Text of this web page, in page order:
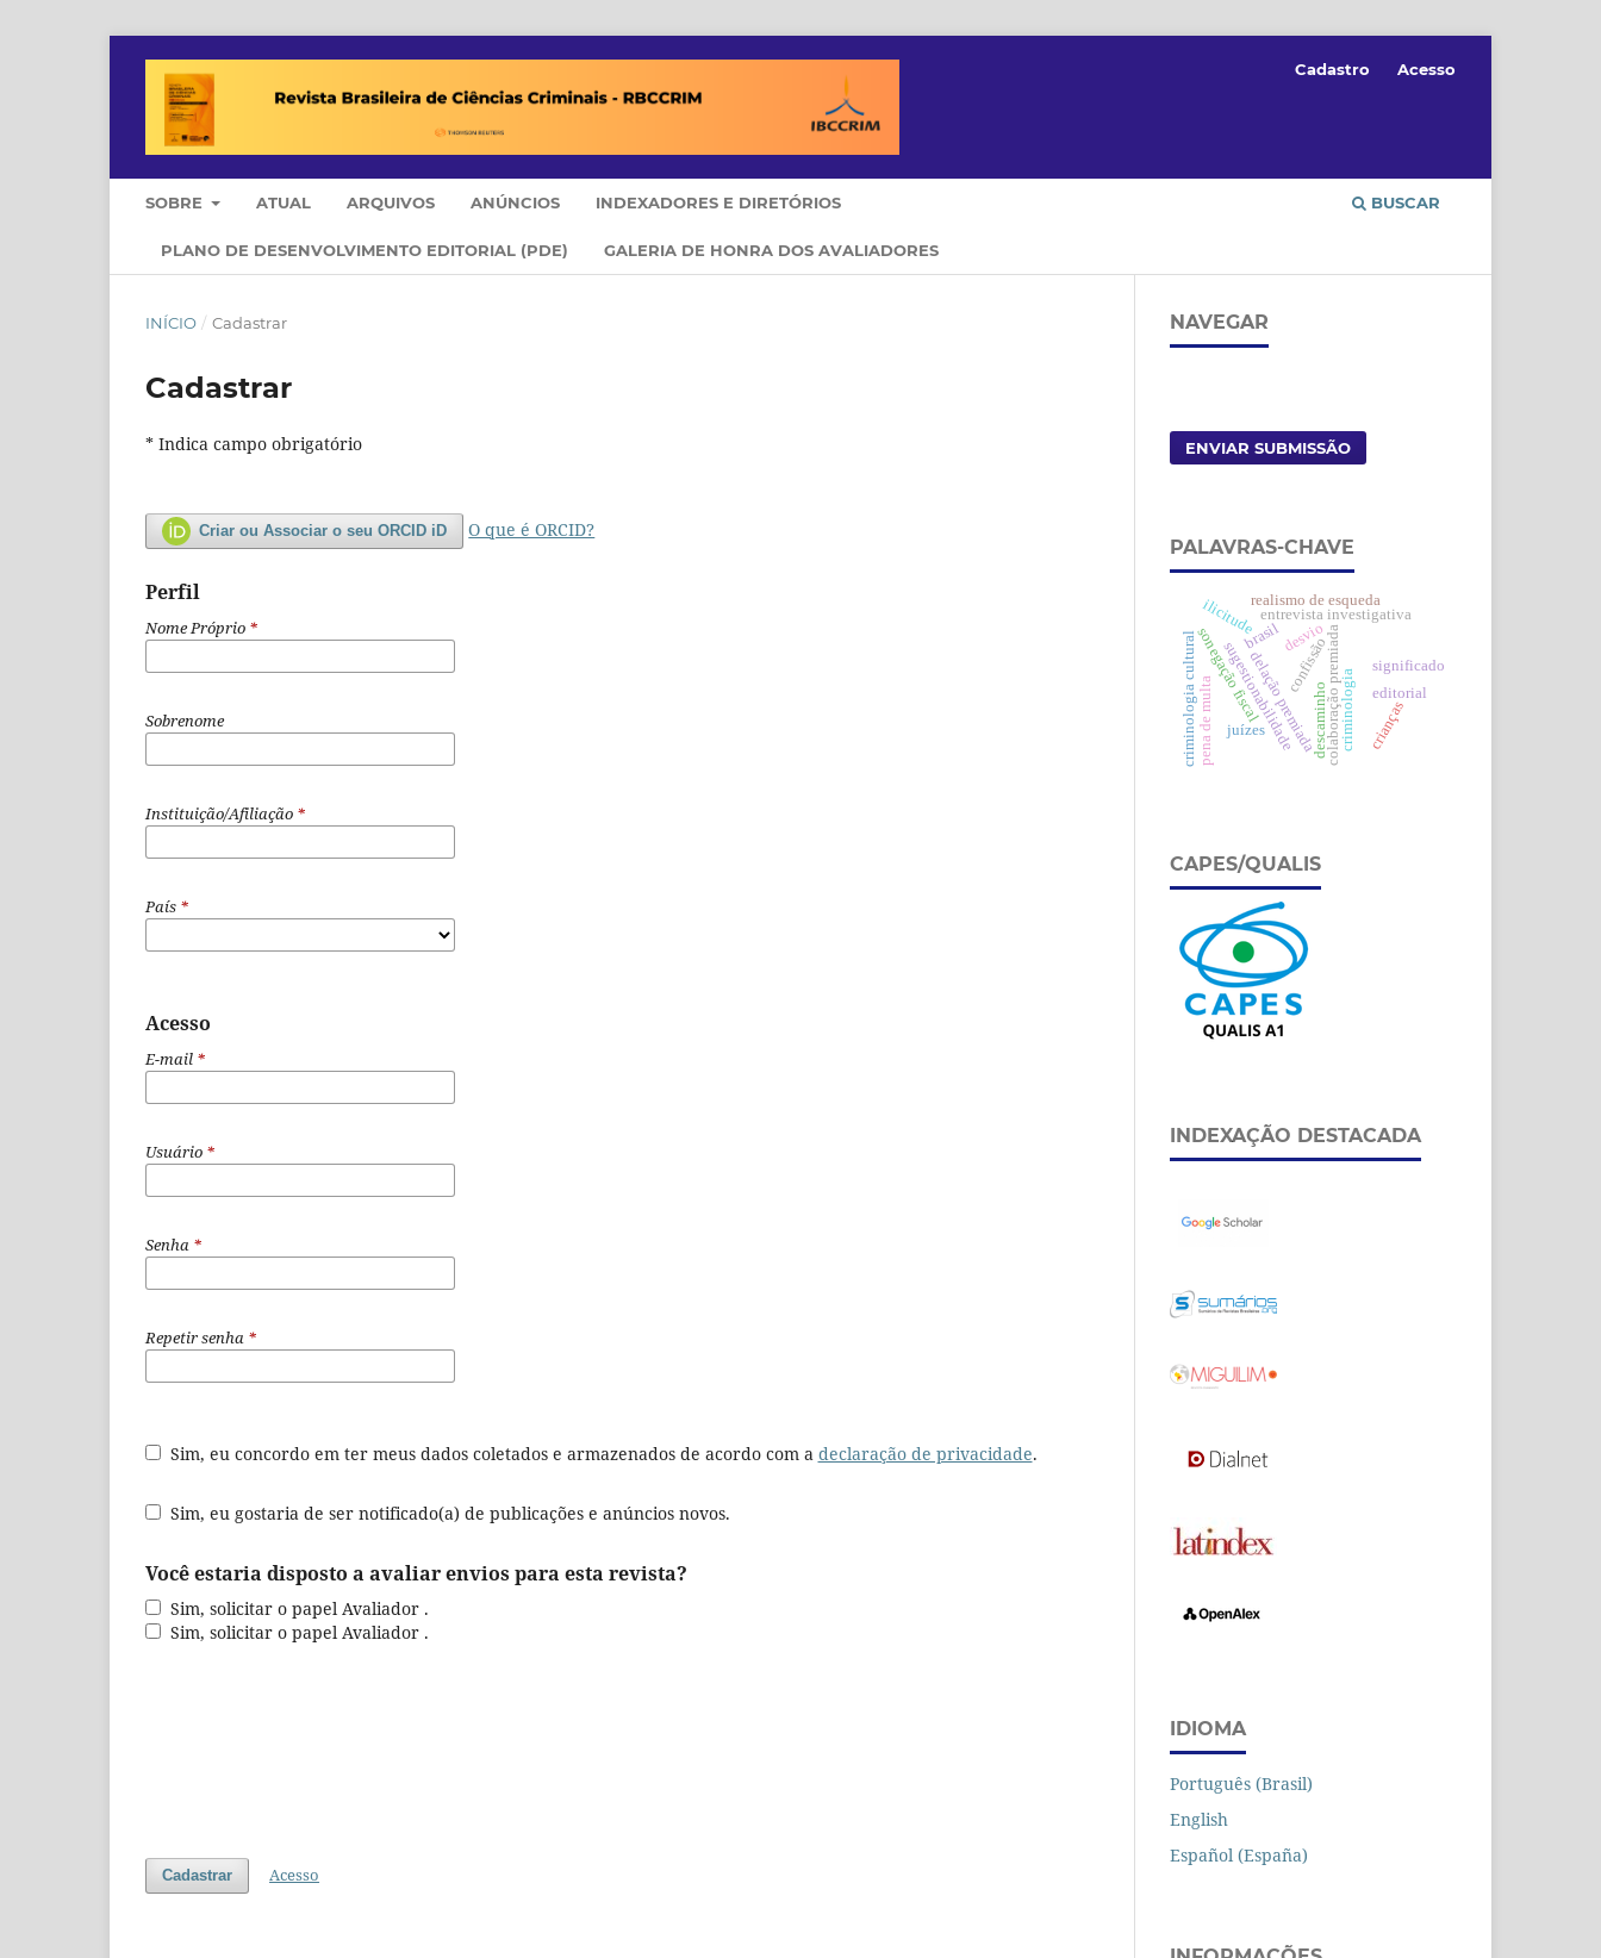
SOBRE ATUAL ARQUIVOS ANÚNCIOS INDEXADORES E DIRETÓRIOS
PLANO DE DESENVOLVIMENTO EDITORIAL (PDE) GALERIA DE HONRA DOS AVALIADORES
BUSCAR
Cadastro Acesso
INÍCIO / Cadastrar
Cadastrar
* Indica campo obrigatório
Criar ou Associar o seu ORCID iD O que é ORCID?
Perfil
Nome Próprio *
Sobrenome
Instituição/Afiliação *
País *
Acesso
E-mail *
Usuário *
Senha *
Repetir senha *
Sim, eu concordo em ter meus dados coletados e armazenados de acordo com a declaração de privacidade.
Sim, eu gostaria de ser notificado(a) de publicações e anúncios novos.
Você estaria disposto a avaliar envios para esta revista?
Sim, solicitar o papel Avaliador .
Sim, solicitar o papel Avaliador .
Cadastrar Acesso
NAVEGAR
ENVIAR SUBMISSÃO
PALAVRAS-CHAVE
colaboração premiada
delação premiada
confissão
sugestionabilidade
entrevista investigativa
sonegação fiscal descaminho
desvio
significado
criminologia
realismo de esqueda
criminologia cultural editorial
brasil
ilicitude
crianças
juízes
pena de multa
CAPES/QUALIS
INDEXAÇÃO DESTACADA
IDIOMA
Português (Brasil)
English
Español (España)